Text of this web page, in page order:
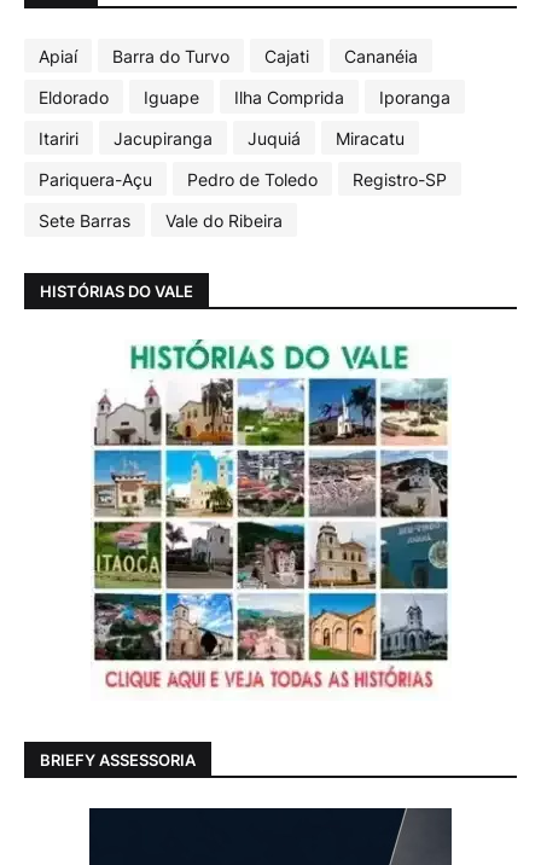
Apiaí Barra do Turvo Cajati
Cananéia
Eldorado
Iguape Ilha Comprida
Iporanga
Itariri
Jacupiranga Juquiá
Miracatu
Pariquera-Açu
Pedro de Toledo
Registro-SP
Sete Barras
Vale do Ribeira
HISTÓRIAS DO VALE
BRIEFY ASSESSORIA